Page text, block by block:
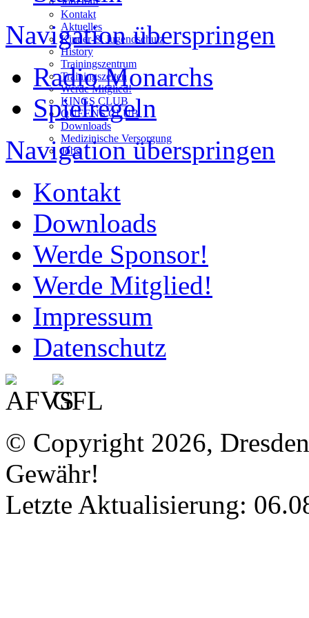
Kontakt
Aktuelles
Kinder-& Jugendschutz
History
Trainingszentrum
Trainingszeiten
Werde Mitglied!
KINGS CLUB
QUEENS CLUB
Downloads
Medizinische Versorgung
Jobs
Navigation überspringen
Radio Monarchs
Spielregeln
Navigation überspringen
Kontakt
Downloads
Werde Sponsor!
Werde Mitglied!
Impressum
Datenschutz
© Copyright 2026,
Gewähr!
Letzte Aktualisierung: